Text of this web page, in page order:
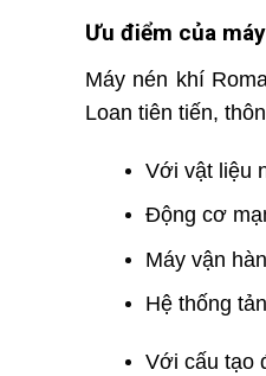
Ưu điểm của
Máy nén khí
Loan tiên tiến,
Với vật liệu
Động cơ
Máy vận
Hệ thống
Với cấu tạo